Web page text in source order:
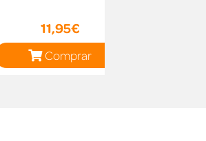
11,95€
Comprar